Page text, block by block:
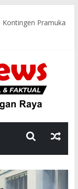
Kontingen Pramuka
Lintas Pagi di
Kebersihan
Seunagan
dan Sosialisasi